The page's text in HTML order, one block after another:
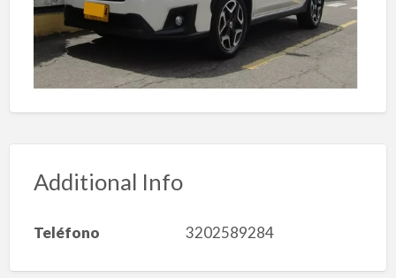
Additional Info
Teléfono 3202589284